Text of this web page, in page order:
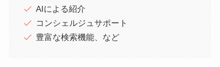
AIによる紹介
コンシェルジュサポート
豊富な検索機能、など